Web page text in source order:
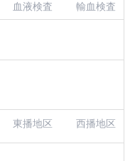
血液検査
輸血検査
東播地区 西播地区